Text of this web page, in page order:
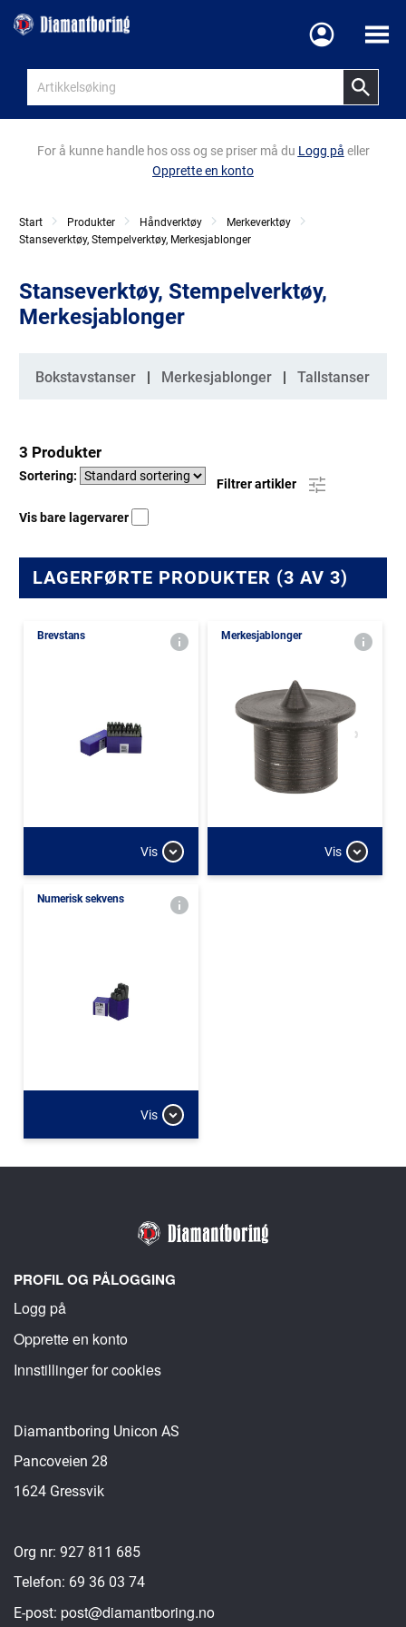
Meny
For å kunne handle hos oss og se priser må du Logg på eller
Opprette en konto
Start Produkter Håndverktøy
Merkeverktøy
Stanseverktøy, Stempelverktøy, Merkesjablonger
Stanseverktøy, Stempelverktøy,
Merkesjablonger
Kategorier
Bokstavstanser Merkesjablonger Tallstanser
3 Produkter
Sortering:
Filtrer artikler
Vis bare lagervarer
LAGERFØRTE PRODUKTER (3 AV 3)
Brevstans
Vis
Merkesjablonger
Vis
Numerisk sekvens
Vis
PROFIL OG PÅLOGGING
Logg på
Opprette en konto
Innstillinger for cookies
Diamantboring Unicon AS
Pancoveien 28
1624 Gressvik
Org nr: 927 811 685
Telefon: 69 36 03 74
E-post: post@diamantboring.no